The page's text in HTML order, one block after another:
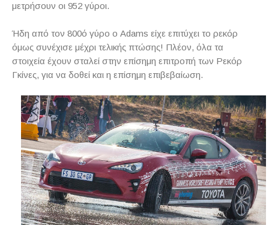
μετρήσουν οι 952 γύροι.
Ήδη από τον 800ό γύρο ο Adams είχε επιτύχει το ρεκόρ
όμως συνέχισε μέχρι τελικής πτώσης! Πλέον, όλα τα
στοιχεία έχουν σταλεί στην επίσημη επιτροπή των Ρεκόρ
Γκίνες, για να δοθεί και η επίσημη επιβεβαίωση.